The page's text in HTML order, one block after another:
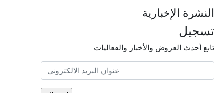
النشرة الإخبارية
تسجيل
تابع أحدث العروض والأخبار والفعاليات